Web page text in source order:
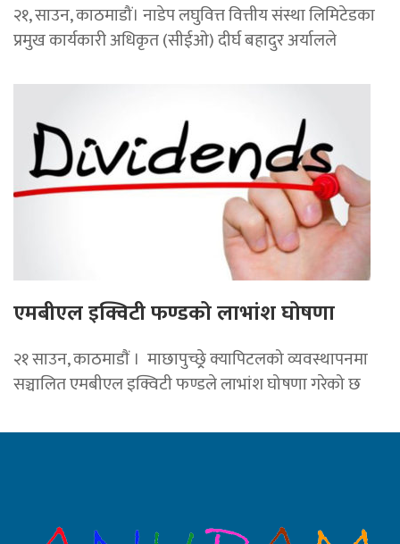
२१, साउन, काठमाडौं। नाडेप लघुवित्त वित्तीय संस्था लिमिटेडका
प्रमुख कार्यकारी अधिकृत (सीईओ) दीर्घ बहादुर अर्यालले
एमबीएल इक्विटी फण्डको लाभांश घोषणा
२१ साउन, काठमाडाैं । माछापुच्छ्र्रे क्यापिटलको व्यवस्थापनमा
सञ्चालित एमबीएल इक्विटी फण्डले लाभांश घोषणा गरेको छ